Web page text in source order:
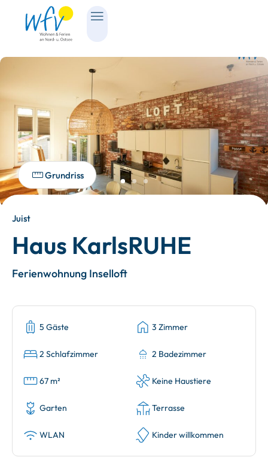
Grundriss
Juist
Haus KarlsRUHE
Ferienwohnung Inselloft
5 Gäste 3 Zimmer
2 Schlafzimmer 2 Badezimmer
67 m² Keine Haustiere
Garten Terrasse
WLAN Kinder willkommen